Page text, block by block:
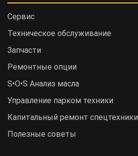
Сервис
Техническое обслуживание
Запчасти
Ремонтные опции
S•O•S Анализ масла
Управление парком техники
Капитальный ремонт спецтехники
Полезные советы